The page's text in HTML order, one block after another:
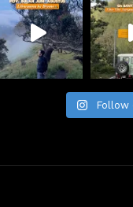
Follow